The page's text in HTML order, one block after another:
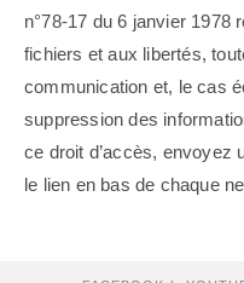
n°78-17 du 6 janvier 1978
fichiers et aux libertés,
communication et, le cas
suppression des
ce droit d’accès, envoyez
le lien en bas de chaque